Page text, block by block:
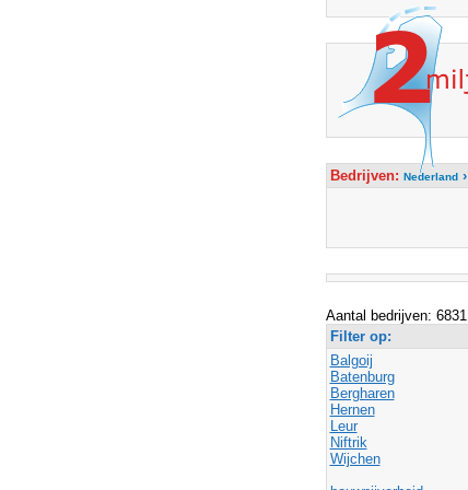
Bedrijven: Nederland›
Aantal bedrijven: 6831
Filter op:
Balgoij
Batenburg
Bergharen
Hernen
Leur
Niftrik
Wijchen